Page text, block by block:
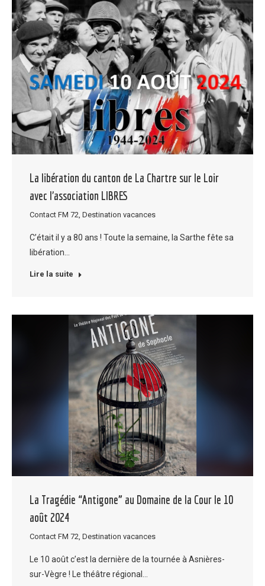
La libération du canton de La Chartre sur le Loir
avec l’association LIBRES
Contact FM 72 Destination vacances
C’était il y a 80 ans ! Toute la semaine, la Sarthe fête sa
libération…
Lire la suite
La Tragédie “Antigone” au Domaine de la Cour le 10
août 2024
Contact FM 72 Destination vacances
Le 10 août c’est la dernière de la tournée à Asnières-
sur-Vègre ! Le théâtre régional…